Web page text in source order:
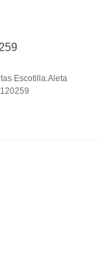
Escotilla.Aleta